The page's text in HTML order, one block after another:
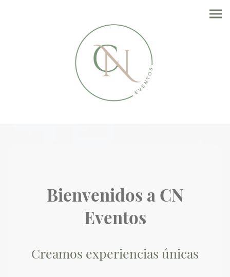
Bienvenidos a CN
Eventos
Creamos experiencias únicas